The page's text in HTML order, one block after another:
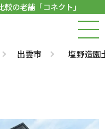
の老舗「コネクト」
出雲市 塩野造園